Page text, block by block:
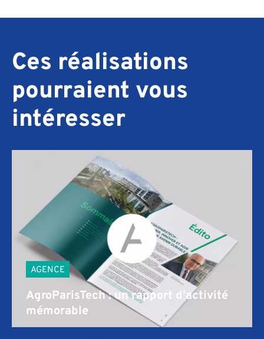
Ces réalisations
pourraient vous
intéresser
AGENCE
AgroParisTech : un rapport d’activité
mémorable